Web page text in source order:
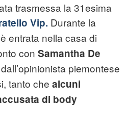
trasmessa la 31esima
Vip. Durante la
è entrata nella casa di
con Samantha De
piemontese
tanto che alcuni
di body